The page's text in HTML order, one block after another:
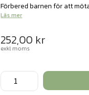
Förbered barnen för att
Läs mer
252,00 kr
exkl moms
Kunskapstavlan®
Jag